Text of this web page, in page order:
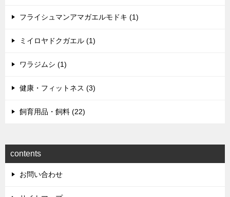
フライシュマンアマガエルモドキ (1)
ミイロヤドクガエル (1)
ワラジムシ (1)
健康・フィットネス (3)
飼育用品・飼料 (22)
contents
お問い合わせ